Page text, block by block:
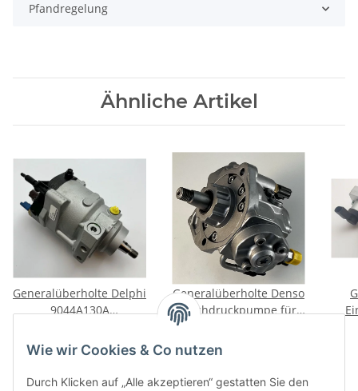
Wie wir Cookies & Co nutzen
Durch Klicken auf „Alle akzeptieren“ gestatten Sie den
Pfandregelung
Ähnliche Artikel
Generalüberholte Delphi
9044A130A
MONDEO III 2.0 2.2
Transit 2.0 TDCi
Generalüberholte Denso
Hochdruckpumpe für
Mazda 3 5 6 2.0 MZR-
CD/CD/DI 143/110/140PS